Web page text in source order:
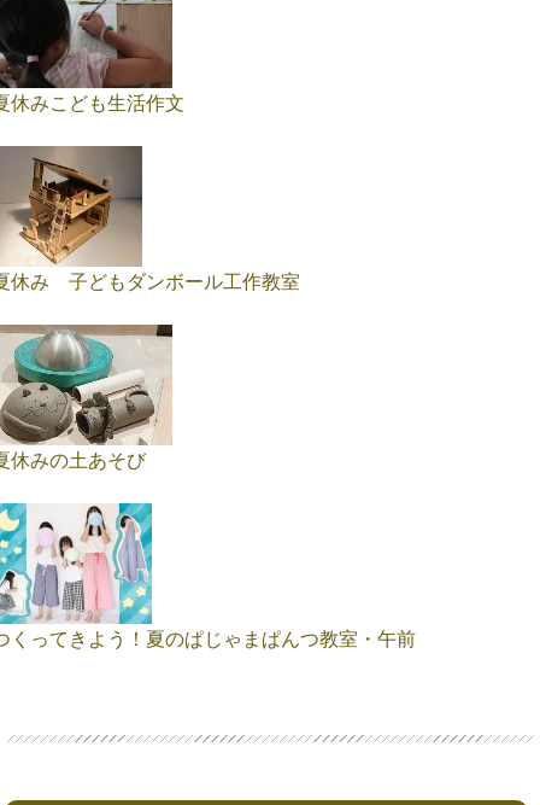
休みこども生活作文
休み 子どもダンボール工作教室
休みの土あそび
くってきよう！夏のぱじゃまぱんつ教室・午前